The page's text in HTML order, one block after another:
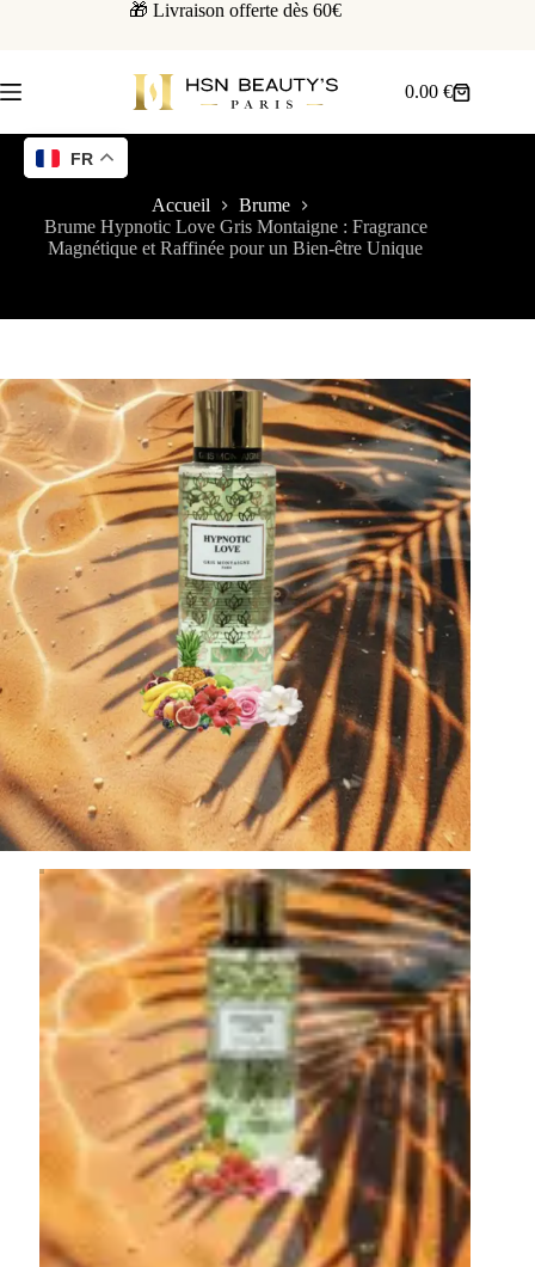
🎁 Livraison offerte dès 60€
0.00€
Accueil
Brume
Brume Hypnotic Love Gris Montaigne : Fragrance
Magnétique et Raffinée pour un Bien-être Unique
FR